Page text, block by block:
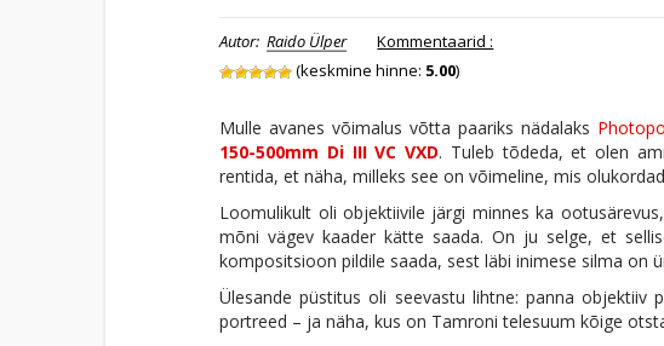
Autor: Raido Ülper
Kommentaarid :
(keskmine hinne: 5.00)
Mulle avanes võimalus võtta paariks nädalaks
150-500mm Di III VC VXD. Tuleb tõdeda, et olen
rentida, et näha, milleks see on võimeline, mis
Loomulikult oli objektiivile järgi minnes ka
mõni vägev kaader kätte saada. On ju selge, et
kompositsioon pildile saada, sest läbi inimese silma on
Ülesande püstitus oli seevastu lihtne: panna
portreed – ja näha, kus on Tamroni telesuum kõige